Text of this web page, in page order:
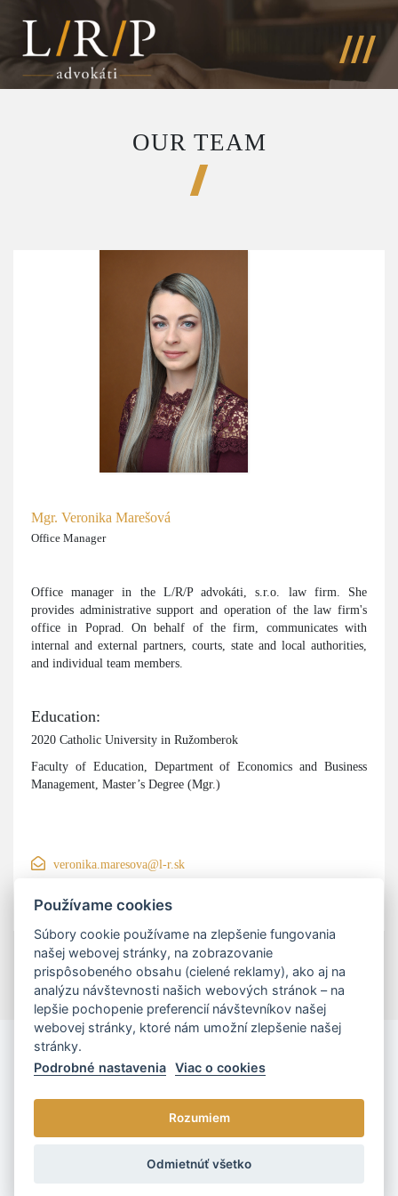
OUR TEAM
Mgr. Veronika Marešová
Office Manager
Office manager in the L/R/P advokáti, s.r.o. law firm. She
provides administrative support and operation of the law firm's
office in Poprad. On behalf of the firm, communicates with
internal and external partners, courts, state and local authorities,
and individual team members.
Education:
2020 Catholic University in Ružomberok
Faculty of Education, Department of Economics and Business
Management, Master’s Degree (Mgr.)
veronika.maresova@l-r.sk
© 2026 - L/R/P advokáti, s.r.o. |Cookies nastavenia
Používame cookies
Súbory cookie používame na zlepšenie fungovania
našej webovej stránky, na zobrazovanie
prispôsobeného obsahu (cielené reklamy), ako aj na
analýzu návštevnosti našich webových stránok – na
lepšie pochopenie preferencií návštevníkov našej
webovej stránky, ktoré nám umožní zlepšenie našej
stránky.
Podrobné nastavenia
Viac o cookies
Rozumiem
Odmietnúť všetko